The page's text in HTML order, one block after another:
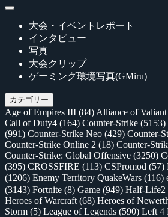
大会・イベントレポート
インタビュー
写真
大会クリップ
ゲーミング環境写真(GMiru)
カテゴリー
Age of Empires III (84) Alliance of
Call of Duty4 (164) Counter-Strike (5153)
(991) Counter-Strike Neo (429) Counter-
Counter-Strike Online 2 (18) Counter-
Counter-Strike: Global Offensive (3250)
(395) CROSSFIRE (113) CSPromod (57)
(1206) Enemy Territory QuakeWars (116)
(3143) Fortnite (8) Game (949) Half-Life2
Heroes of Warcraft (68) Heroes of
Storm (5) League of Legends (590) Left 4